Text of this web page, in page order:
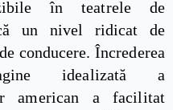
în teatrele de
un nivel ridicat de
conducere. Încrederea
idealizată a
american a facilitat